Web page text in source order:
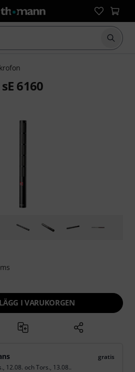
Börja
6160
LÄGG I VARUKORGEN
gratis
12.08. ochTors., 13.08..